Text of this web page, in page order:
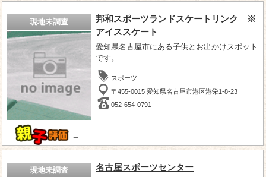
現地未調査
－
邦和スポーツランドスケートリンク ※
アイススケート
愛知県名古屋市にある子供とお出かけスポット
です。
スポーツ
〒455-0015 愛知県名古屋市港区港栄1-8-23
052-654-0791
現地未調査 名古屋スポーツセンター